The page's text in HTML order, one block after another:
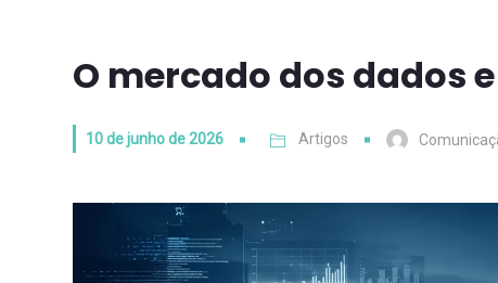
O mercado dos dados
10 de junho de 2026 Artigos